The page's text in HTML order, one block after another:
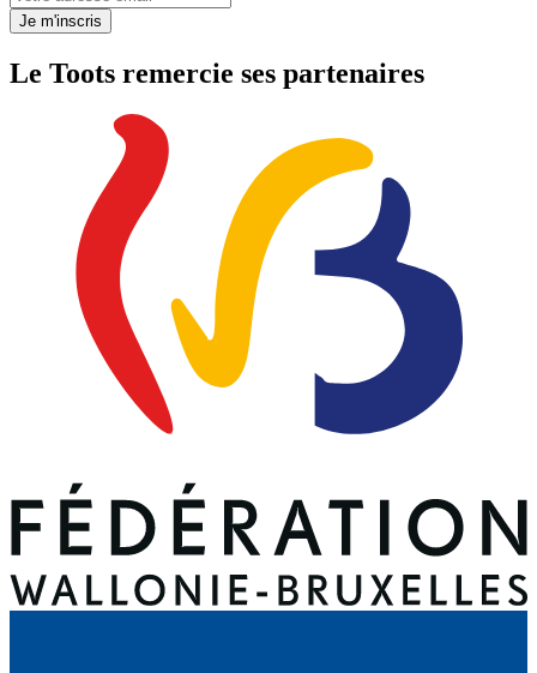
Je m'inscris
Le Toots remercie ses partenaires